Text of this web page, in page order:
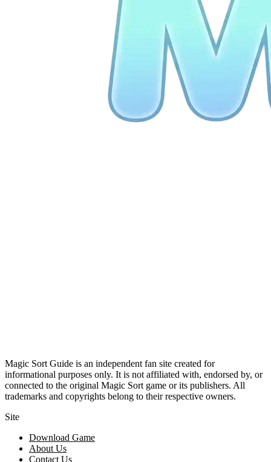
Magic Sort Guide is an independent fan site created for
informational purposes only. It is not affiliated with, endorsed by, or
connected to the original Magic Sort game or its publishers. All
trademarks and copyrights belong to their respective owners.
Site
Download Game
About Us
Contact Us